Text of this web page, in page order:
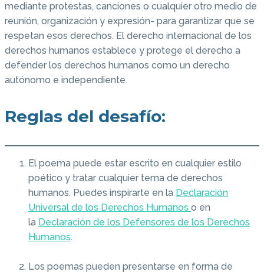
mediante protestas, canciones o cualquier otro medio de
reunión, organización y expresión- para garantizar que se
respetan esos derechos. El derecho internacional de los
derechos humanos establece y protege el derecho a
defender los derechos humanos como un derecho
autónomo e independiente.
Reglas del desafío:
El poema puede estar escrito en cualquier estilo
poético y tratar cualquier tema de derechos
humanos. Puedes inspirarte en la Declaración
Universal de los Derechos Humanos o en
la Declaración de los Defensores de los Derechos
Humanos.
Los poemas pueden presentarse en forma de